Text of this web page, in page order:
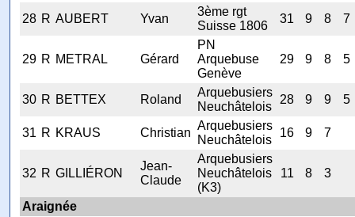
28 R AUBERT Yvan
3ème rgt
Suisse 1806
31 9 8 7
29 R METRAL Gérard
PN
Arquebuse
Genève
29 9 8 5
30 R BETTEX Roland
Arquebusiers
Neuchâtelois
28 9 9 5
31 R KRAUS Christian
Arquebusiers
Neuchâtelois
16 9 7
32 R GILLIÉRON
Jean-
Claude
Arquebusiers
Neuchâtelois
(K3)
11 8 3
Araignée